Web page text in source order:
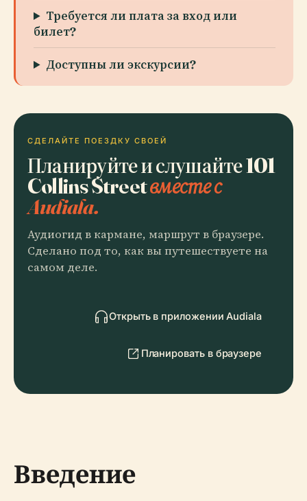
Требуется ли плата за вход или
билет?
Доступны ли экскурсии?
СДЕЛАЙТЕ ПОЕЗДКУ СВОЕЙ
Планируйте и слушайте 101
Collins Streetвместе с
Audiala.
Аудиогид в кармане, маршрут в браузере.
Сделано под то, как вы путешествуете на
самом деле.
Открыть в приложении Audiala
Планировать в браузере
Введение